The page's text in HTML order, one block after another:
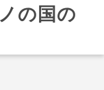
の国の